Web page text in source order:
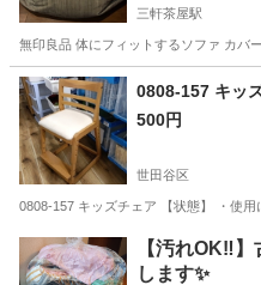
三軒茶屋駅
無印良品 体にフィットするソファ カバ
東京 世田谷区 三軒茶屋駅
0808-157 キッ
500円
世田谷区
0808-157 キッズチェア 【状態】 ・使
東京 世田谷区 椅子 キッ
【汚れOK‼️
します✨